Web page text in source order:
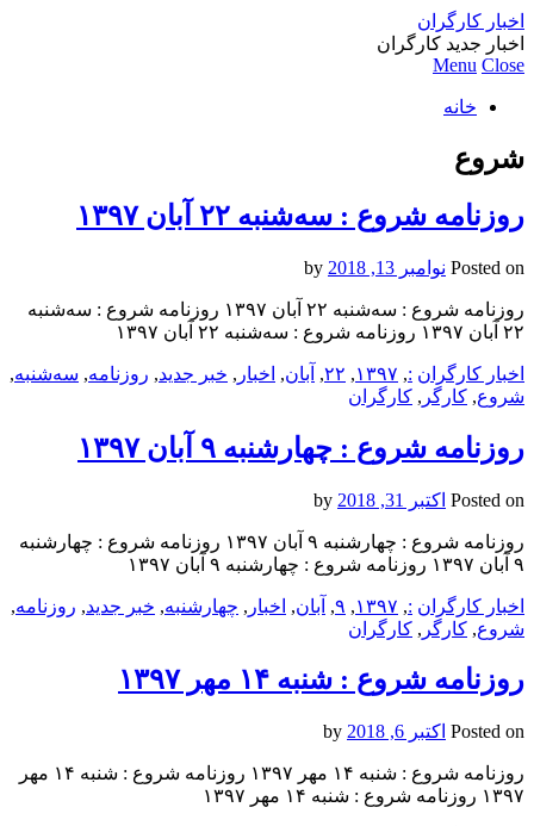
اخبار کارگران
اخبار جدید کارگران
Menu Close
خانه
شروع
روزنامه شروع : سه‌شنبه ۲۲ آبان ۱۳۹۷
Posted on نوامبر 13, 2018
روزنامه شروع : سه‌شنبه ۲۲ آبان ۱۳۹۷ روزنامه شروع : سه‌شنبه
۲۲ آبان ۱۳۹۷ روزنامه شروع : سه‌شنبه ۲۲ آبان ۱۳۹۷
اخبار کارگران :
, ۱۳۹۷, ۲۲, آبان, اخبار , خبر جدید, روزنامه, سه‌شنبه,
شروع, کارگر , کارگران
روزنامه شروع : چهارشنبه ۹ آبان ۱۳۹۷
Posted on اکتبر 31, 2018
روزنامه شروع : چهارشنبه ۹ آبان ۱۳۹۷ روزنامه شروع : چهارشنبه
۹ آبان ۱۳۹۷ روزنامه شروع : چهارشنبه ۹ آبان ۱۳۹۷
اخبار کارگران :
, ۱۳۹۷, ۹, آبان, اخبار , چهارشنبه, خبر جدید, روزنامه,
شروع, کارگر , کارگران
روزنامه شروع : شنبه ۱۴ مهر ۱۳۹۷
Posted on اکتبر 6, 2018
روزنامه شروع : شنبه ۱۴ مهر ۱۳۹۷ روزنامه شروع : شنبه ۱۴ مهر
۱۳۹۷ روزنامه شروع : شنبه ۱۴ مهر ۱۳۹۷